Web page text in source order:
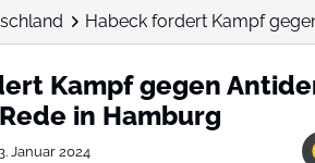
Habeck fordert Kampf
Kampf gegen
in Hamburg
Januar 2024